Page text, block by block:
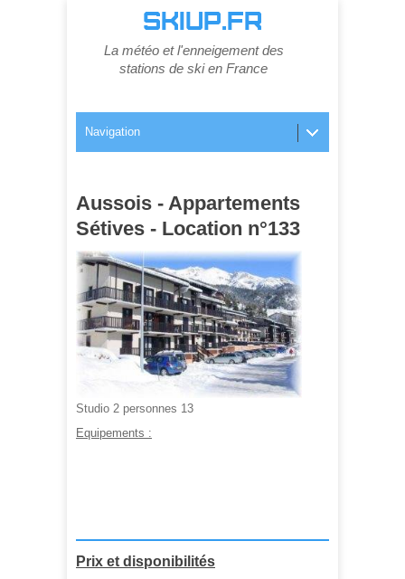
SKIUP.FR
La météo et l'enneigement des
stations de ski en France
Navigation
Aussois - Appartements
Sétives - Location n°133
Studio 2 personnes 13
Equipements :
Prix et disponibilités